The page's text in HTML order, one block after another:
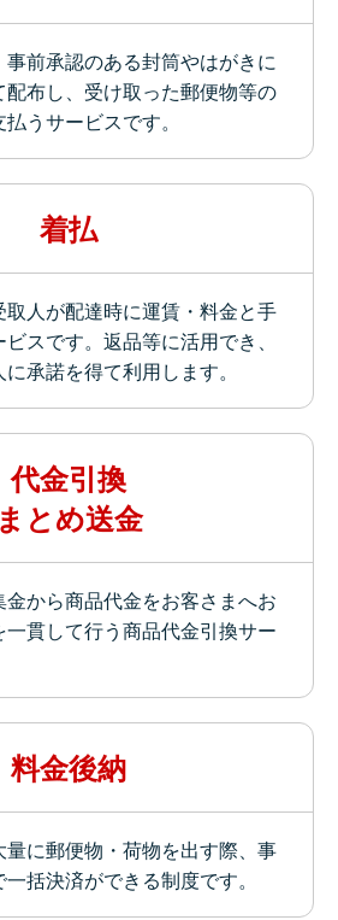
前承認のある封筒やはがきに
布し、受け取った郵便物等の
うサービスです。
着払
人が配達時に運賃・料金と手
スです。返品等に活用でき、
承諾を得て利用します。
代金引換
まとめ送金
から商品代金をお客さまへお
貫して行う商品代金引換サー
料金後納
に郵便物・荷物を出す際、事
括決済ができる制度です。